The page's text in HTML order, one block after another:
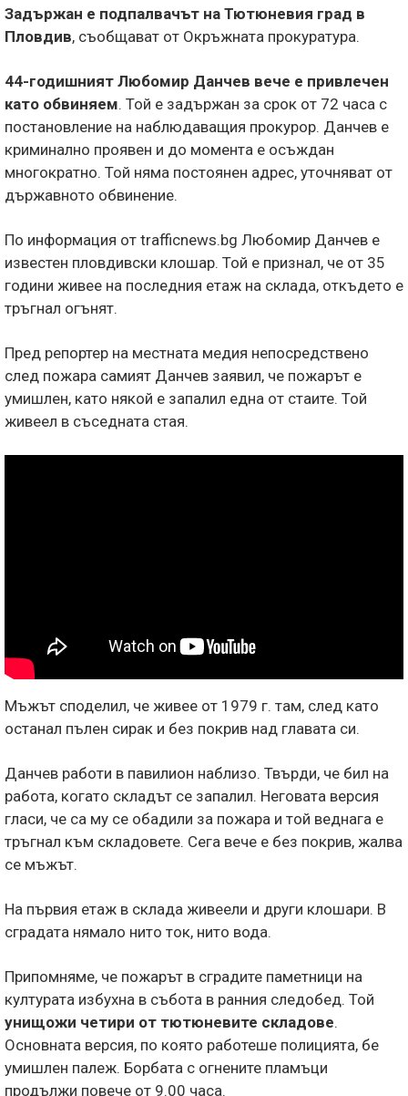
Задържан е подпалвачът на Тютюневия град в
Пловдив, съобщават от Окръжната прокуратура.
44-годишният Любомир Данчев вече е привлечен
като обвиняем. Той е задържан за срок от 72 часа с
постановление на наблюдаващия прокурор. Данчев е
криминално проявен и до момента е осъждан
многократно. Той няма постоянен адрес, уточняват от
държавното обвинение.
По информация от trafficnews.bg Любомир Данчев е
известен пловдивски клошар. Той е признал, че от 35
години живее на последния етаж на склада, откъдето е
тръгнал огънят.
Пред репортер на местната медия непосредствено
след пожара самият Данчев заявил, че пожарът е
умишлен, като някой е запалил една от стаите. Той
живеел в съседната стая.
Мъжът споделил, че живее от 1979 г. там, след като
останал пълен сирак и без покрив над главата си.
Данчев работи в павилион наблизо. Твърди, че бил на
работа, когато складът се запалил. Неговата версия
гласи, че са му се обадили за пожара и той веднага е
тръгнал към складовете. Сега вече е без покрив, жалва
се мъжът.
На първия етаж в склада живеели и други клошари. В
сградата нямало нито ток, нито вода.
Припомняме, че пожарът в сградите паметници на
културата избухна в събота в ранния следобед. Той
унищожи четири от тютюневите складове.
Основната версия, по която работеше полицията, бе
умишлен палеж. Борбата с огнените пламъци
продължи повече от 9.00 часа.